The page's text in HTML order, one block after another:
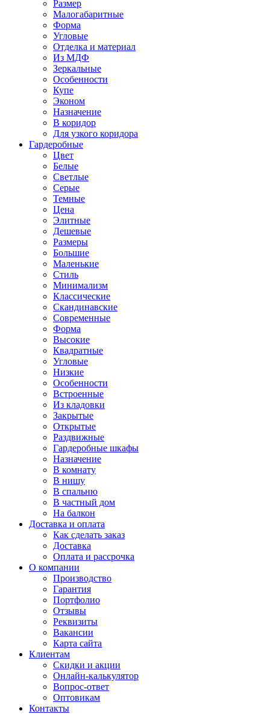
Размер
Малогабаритные
Форма
Угловые
Отделка и материал
Из МДФ
Зеркальные
Особенности
Купе
Эконом
Назначение
В коридор
Для узкого коридора
Гардеробные
Цвет
Белые
Светлые
Серые
Темные
Цена
Элитные
Дешевые
Размеры
Большие
Маленькие
Стиль
Минимализм
Классические
Скандинавские
Современные
Форма
Высокие
Квадратные
Угловые
Низкие
Особенности
Встроенные
Из кладовки
Закрытые
Открытые
Раздвижные
Гардеробные шкафы
Назначение
В комнату
В нишу
В спальню
В частный дом
На балкон
Доставка и оплата
Как сделать заказ
Доставка
Оплата и рассрочка
О компании
Производство
Гарантия
Портфолио
Отзывы
Реквизиты
Вакансии
Карта сайта
Клиентам
Скидки и акции
Онлайн-калькулятор
Вопрос-ответ
Оптовикам
Контакты